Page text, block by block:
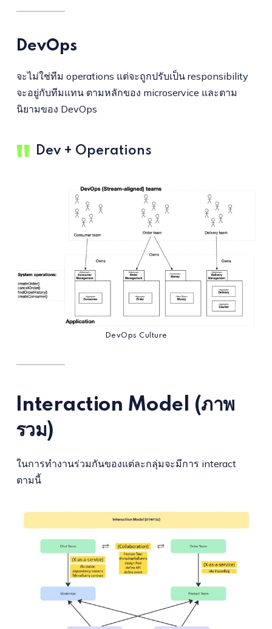
DevOps
จะไม่ใช่ทีม operations แต่จะถูกปรับเป็น responsibility
จะอยู่กับทีมแทน ตามหลักของ microservice และตาม
นิยามของ DevOps
Dev + Operations
DevOps Culture
Interaction Model (ภาพ
รวม)
ในการทำงานร่วมกันของแต่ละกลุ่มจะมีการ interact
ตามนี้